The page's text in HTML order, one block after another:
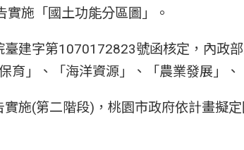
施「國土功能分區圖」。
建字第1070172823號函核定，內政
育」、「海洋資源」、「農業發展」
施(第二階段)，桃園市政府依計畫擬